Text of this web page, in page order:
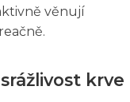
věnují
krve